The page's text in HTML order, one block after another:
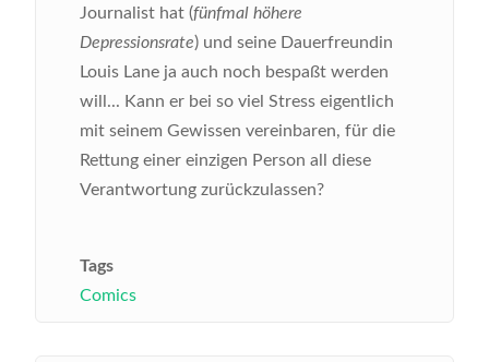
Journalist hat (fünfmal höhere
Depressionsrate) und seine Dauerfreundin
Louis Lane ja auch noch bespaßt werden
will... Kann er bei so viel Stress eigentlich
mit seinem Gewissen vereinbaren, für die
Rettung einer einzigen Person all diese
Verantwortung zurückzulassen?
Tags
Comics